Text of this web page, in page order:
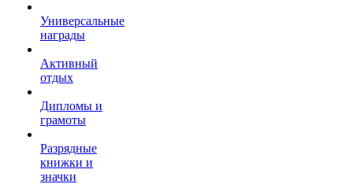
Универсальные
награды
Активный
отдых
Дипломы и
грамоты
Разрядные
книжки и
значки